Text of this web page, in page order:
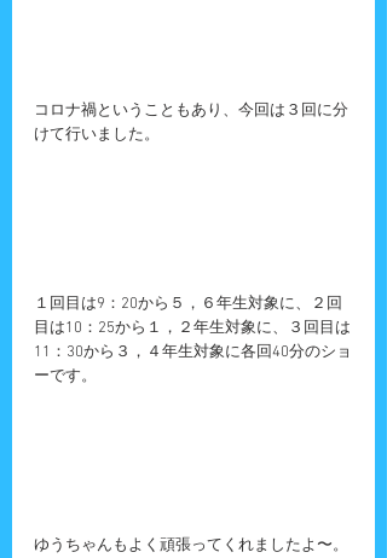
コロナ禍ということもあり、今回は３回に分
けて行いました。
１回目は9：20から５，６年生対象に、２回
目は10：25から１，２年生対象に、３回目は
11：30から３，４年生対象に各回40分のショ
ーです。
ゆうちゃんもよく頑張ってくれましたよ〜。